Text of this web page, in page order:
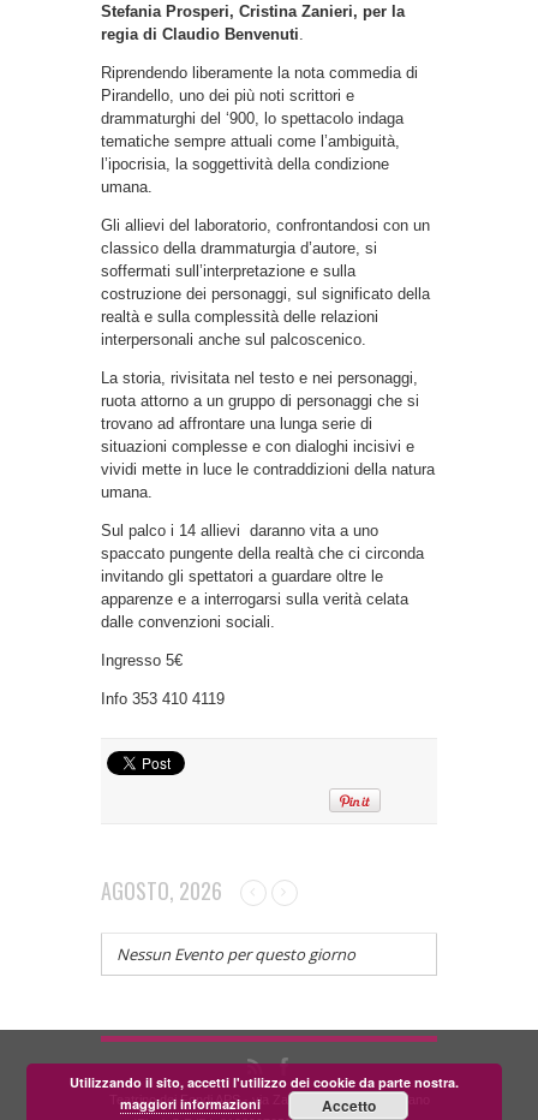
Stefania Prosperi, Cristina Zanieri, per la
regia di Claudio Benvenuti.
Riprendendo liberamente la nota commedia di
Pirandello, uno dei più noti scrittori e
drammaturghi del ‘900, lo spettacolo indaga
tematiche sempre attuali come l’ambiguità,
l’ipocrisia, la soggettività della condizione
umana.
Gli allievi del laboratorio, confrontandosi con un
classico della drammaturgia d’autore, si
soffermati sull’interpretazione e sulla
costruzione dei personaggi, sul significato della
realtà e sulla complessità delle relazioni
interpersonali anche sul palcoscenico.
La storia, rivisitata nel testo e nei personaggi,
ruota attorno a un gruppo di personaggi che si
trovano ad affrontare una lunga serie di
situazioni complesse e con dialoghi incisivi e
vividi mette in luce le contraddizioni della natura
umana.
Sul palco i 14 allievi daranno vita a uno
spaccato pungente della realtà che ci circonda
invitando gli spettatori a guardare oltre le
apparenze e a interrogarsi sulla verità celata
dalle convenzioni sociali.
Ingresso 5€
Info 353 410 4119
AGOSTO, 2026
Nessun Evento per questo giorno
Teatrino dei Fondi APS - via Zara, 58 56024 Corazzano
Utilizzando il sito, accetti l'utilizzo dei cookie da parte nostra.
maggiori informazioni
Accetto